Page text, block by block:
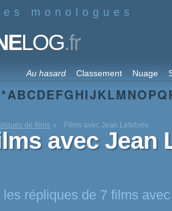
monologues
LOG.fr
Au hasard Classement Nuage
*ABCDEFGHIJKLMNOPQ
de films Films avec Jean Lefebvre
avec Jean
les répliques de 7 films